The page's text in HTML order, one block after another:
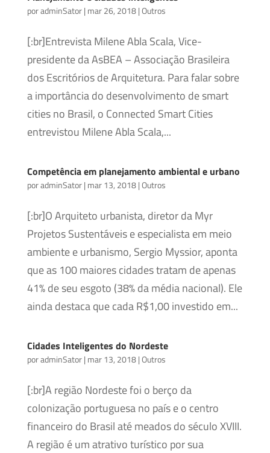
poradminSator| mar 26, 2018|Outros
[:br]Entrevista Milene Abla Scala, Vice-
presidente da AsBEA – Associação Brasileira
dos Escritórios de Arquitetura. Para falar sobre
a importância do desenvolvimento de smart
cities no Brasil, o Connected Smart Cities
entrevistou Milene Abla Scala,...
Competência em planejamento ambiental e urbano
poradminSator| mar 13, 2018|Outros
[:br]O Arquiteto urbanista, diretor da Myr
Projetos Sustentáveis e especialista em meio
ambiente e urbanismo, Sergio Myssior, aponta
que as 100 maiores cidades tratam de apenas
41% de seu esgoto (38% da média nacional). Ele
ainda destaca que cada R$1,00 investido em...
Cidades Inteligentes do Nordeste
poradminSator| mar 13, 2018|Outros
[:br]A região Nordeste foi o berço da
colonização portuguesa no país e o centro
financeiro do Brasil até meados do século XVIII.
A região é um atrativo turístico por sua